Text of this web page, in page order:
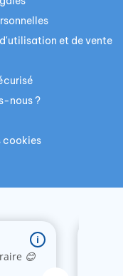
et de vente
nous ?
cookies